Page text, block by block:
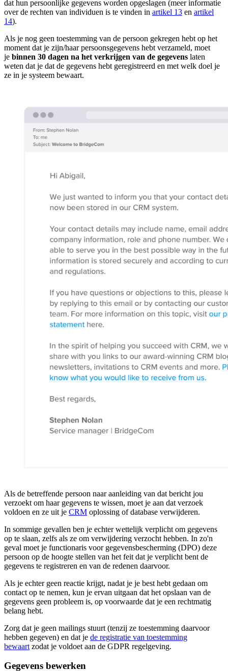
dat hun persoonlijke gegevens worden opgeslagen (meer informatie
over de rechten van individuen is te vinden in artikel 13 en artikel
14).
Als je nog geen toestemming van de persoon gekregen hebt op het
moment dat je zijn/haar persoonsgegevens hebt verzameld, moet
je binnen 30 dagen na het verkrijgen van de gegevens laten
weten dat je dat de gegevens hebt geregistreerd en met welk doel je
ze in je systeem bewaart.
Als de betreffende persoon naar aanleiding van dat bericht jou
verzoekt om haar gegevens te wissen, moet je aan dat verzoek
voldoen en ze uit je CRM oplossing of database verwijderen.
In sommige gevallen ben je echter wettelijk verplicht om gegevens
op te slaan, zelfs als ze om verwijdering verzocht hebben. In zo'n
geval moet je functionaris voor gegevensbescherming (DPO) deze
persoon op de hoogte stellen van het feit dat je verplicht bent de
gegevens te registreren en van de redenen daarvoor.
Als je echter geen reactie krijgt, nadat je je best hebt gedaan om
contact op te nemen, kun je ervan uitgaan dat het opslaan van de
gegevens geen probleem is, op voorwaarde dat je een rechtmatig
belang hebt.
Zorg dat je geen mailings stuurt (tenzij ze toestemming daarvoor
hebben gegeven) en dat je de registratie van toestemming
bewaart zodat je voldoet aan de GDPR regelgeving.
Gegevens bewerken